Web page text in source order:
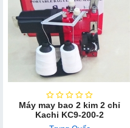
Máy may bao 2 kim 2 chỉ
Kachi KC9-200-2